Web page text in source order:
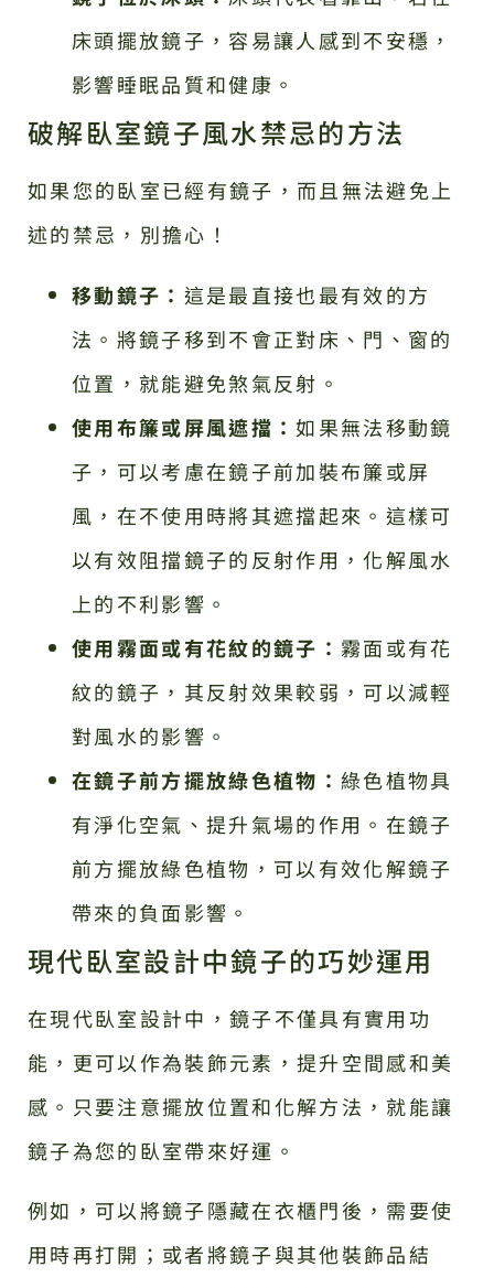
床頭擺放鏡子，容易讓人感到不安穩，
影響睡眠品質和健康。
破解臥室鏡子風水禁忌的方法
如果您的臥室已經有鏡子，而且無法避免上
述的禁忌，別擔心！
移動鏡子： 這是最直接也最有效的方
法。將鏡子移到不會正對床、門、窗的
位置，就能避免煞氣反射。
使用布簾或屏風遮擋：如果無法移動鏡
子，可以考慮在鏡子前加裝布簾或屏
風，在不使用時將其遮擋起來。這樣可
以有效阻擋鏡子的反射作用，化解風水
上的不利影響。
使用霧面或有花紋的鏡子： 霧面或有花
紋的鏡子，其反射效果較弱，可以減輕
對風水的影響。
在鏡子前方擺放綠色植物：綠色植物具
有淨化空氣、提升氣場的作用。在鏡子
前方擺放綠色植物，可以有效化解鏡子
帶來的負面影響。
現代臥室設計中鏡子的巧妙運用
在現代臥室設計中，鏡子不僅具有實用功
能，更可以作為裝飾元素，提升空間感和美
感。只要注意擺放位置和化解方法，就能讓
鏡子為您的臥室帶來好運。
例如，可以將鏡子隱藏在衣櫃門後，需要使
用時再打開；或者將鏡子與其他裝飾品結